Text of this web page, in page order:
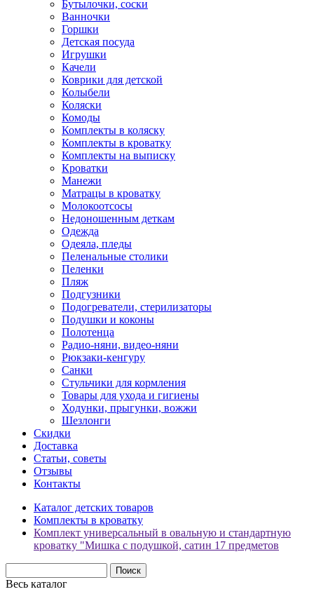
Бутылочки, соски
Ванночки
Горшки
Детская посуда
Игрушки
Качели
Коврики для детской
Колыбели
Коляски
Комоды
Комплекты в коляску
Комплекты в кроватку
Комплекты на выписку
Кроватки
Манежи
Матрацы в кроватку
Молокоотсосы
Недоношенным деткам
Одежда
Одеяла, пледы
Пеленальные столики
Пеленки
Пляж
Подгузники
Подогреватели, стерилизаторы
Подушки и коконы
Полотенца
Радио-няни, видео-няни
Рюкзаки-кенгуру
Санки
Стульчики для кормления
Товары для ухода и гигиены
Ходунки, прыгунки, вожжи
Шезлонги
Скидки
Доставка
Статьи, советы
Отзывы
Контакты
Каталог детских товаров
Комплекты в кроватку
Комплект универсальный в овальную и стандартную
кроватку "Мишка с подушкой, сатин 17 предметов
Весь каталог